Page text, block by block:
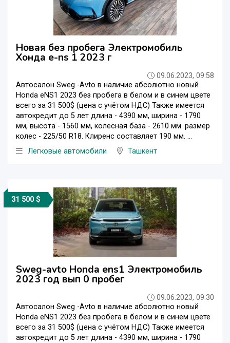
Новая без пробега Электромобиль
Хонда e-ns 1 2023 г
09.06.2023, 09:58
Автосалон Sweg -Avto в наличие абсолютно новый
Honda eNS1 2023 без пробега в белом и в синем цвете
всего за 31 500$ (цена с учётом НДС) Также имеется
автокредит до 5 лет длина - 4390 мм, ширина - 1790
мм, высота - 1560 мм, колесная база - 2610 мм. размер
колес - 225/50 R18. Клиренс составляет 190 мм. ...
Легковые автомобили
Ташкент
31 500 $
Sweg-avto Honda ens1 Электромобиль
2023 год вып 0 пробег
09.06.2023, 09:30
Автосалон Sweg -Avto в наличие абсолютно новый
Honda eNS1 2023 без пробега в белом и в синем цвете
всего за 31 500$ (цена с учётом НДС) Также имеется
автокредит до 5 лет длина - 4390 мм, ширина - 1790